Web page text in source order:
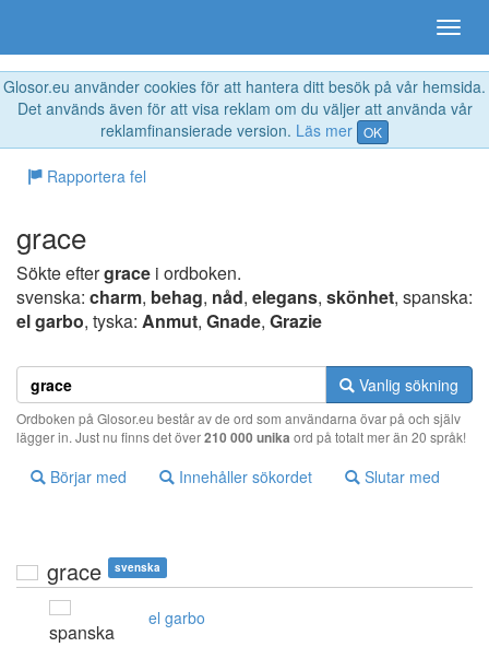
Glosor.eu använder cookies för att hantera ditt besök på vår hemsida.
Det används även för att visa reklam om du väljer att använda vår
reklamfinansierade version. Läs mer OK
Rapportera fel
grace
Sökte eftergrace i ordboken.
svenska: charm, behag, nåd, elegans, skönhet, spanska:
el garbo, tyska: Anmut, Gnade, Grazie
Vanlig sökning
Ordboken på Glosor.eu består av de ord som användarna övar på och själv
lägger in. Just nu finns det över210 000 unika ord på totalt mer än 20 språk!
Börjar med Innehåller sökordet Slutar med
grace svenska
spanska
el garbo